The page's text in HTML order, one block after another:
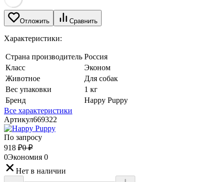
Отложить Сравнить
Характеристики:
Страна производитель Россия
Класс
Эконом
Животное
Для собак
Вес упаковки
1 кг
Бренд
Happy Puppy
Все характеристики
Артикул669322
По запросу
918 ₽0 ₽
0Экономия 0
Нет в наличии